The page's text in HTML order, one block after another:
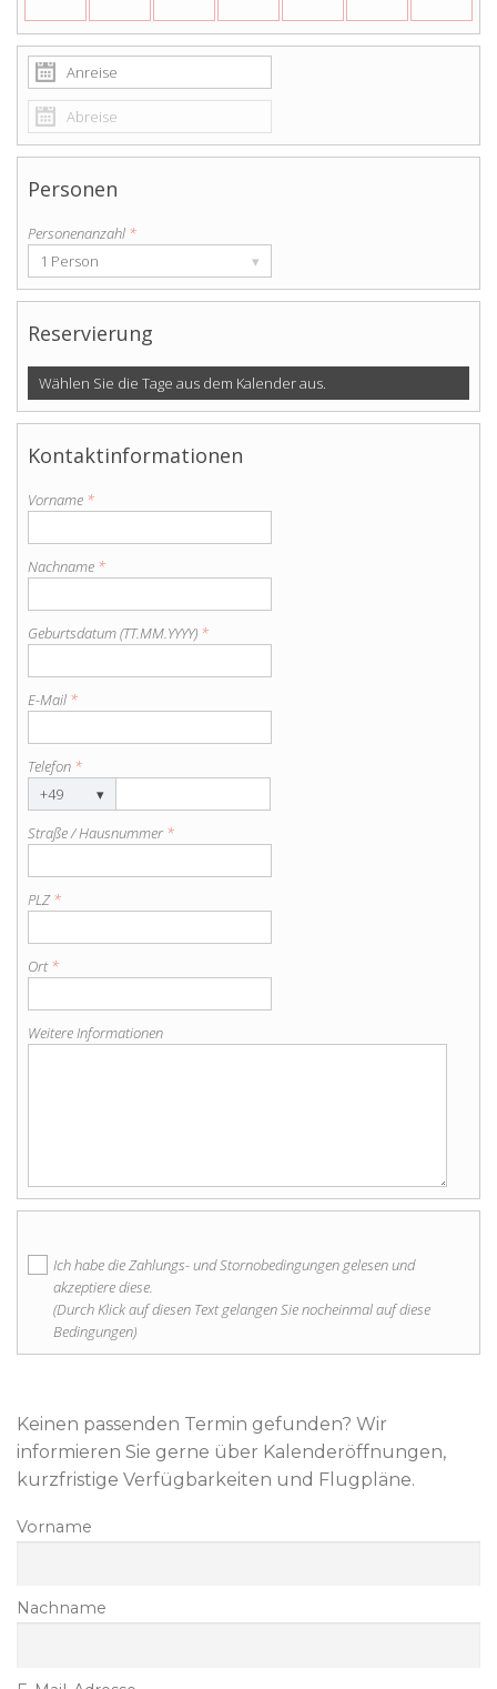
Personen
Personenanzahl *
1 Person
▾
Reservierung
Wählen Sie die Tage aus dem Kalender aus.
Kontaktinformationen
Vorname *
Nachname *
Geburtsdatum (TT.MM.YYYY) *
E-Mail *
Telefon *
+49
▾
Straße / Hausnummer *
PLZ*
Ort*
Weitere Informationen
Ich habe die Zahlungs- und Stornobedingungen gelesen und
akzeptiere diese.
(Durch Klick auf diesen Text gelangen Sie nocheinmal auf diese
Bedingungen)
Keinen passenden Termin gefunden? Wir
informieren Sie gerne über Kalenderöffnungen,
kurzfristige Verfügbarkeiten und Flugpläne.
Vorname
Nachname